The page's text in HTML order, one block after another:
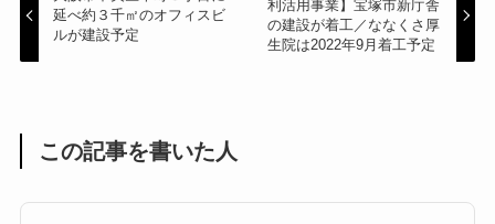
延べ約３千㎡のオフィスビ
ルが建設予定
利活用事業】宝塚市新庁舎
の建設が着工／ななくさ厚
生院は2022年9月着工予定
この記事を書いた人